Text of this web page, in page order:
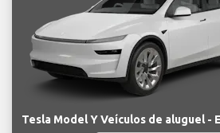
Tesla Model Y Veículos de aluguel -